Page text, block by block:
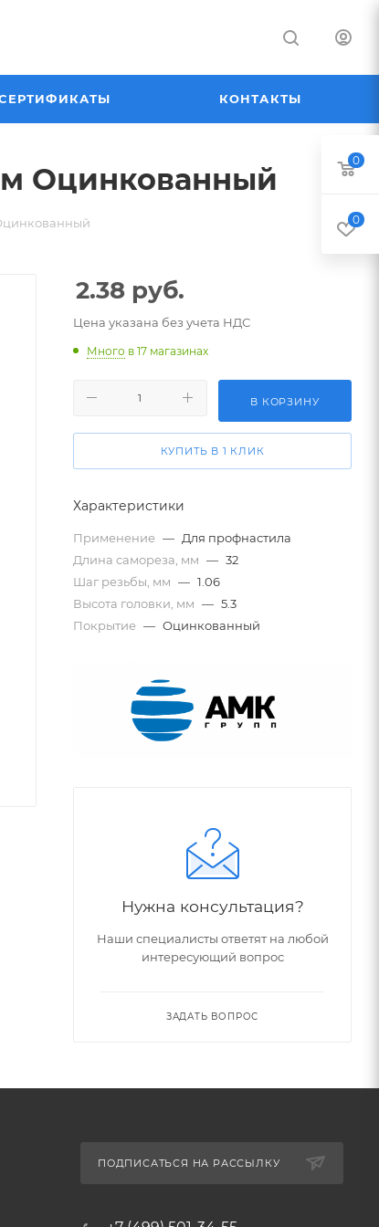
КОНТАКТЫ
Оцинкованный
2.38 руб.
Цена указана без учета НДС
Много в 17 магазинах
В КОРЗИНУ
КУПИТЬ В 1 КЛИК
Характеристики
Применение — Для профнастила
Длина самореза, мм — 32
Шаг резьбы, мм — 1.06
Высота головки, мм — 5.3
Покрытие — Оцинкованный
Нужна консультация?
Наши специалисты ответят на любой
интересующий вопрос
ЗАДАТЬ ВОПРОС
ПОДПИСАТЬСЯ НА РАССЫЛКУ
0
0